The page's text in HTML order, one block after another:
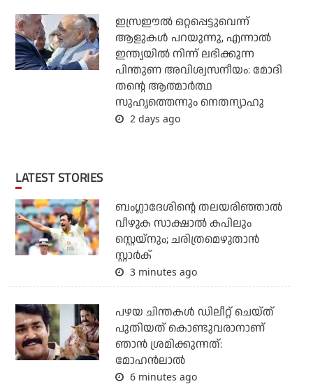
ഇസ്രഈല്‍ ഒറ്റപ്പെട്ടുവെന്ന്
ആളുകള്‍ പറയുന്നു, എന്നാല്‍
ഇന്ത്യയില്‍ നിന്ന് ലഭിക്കുന്ന
പിന്തുണ അവിശ്വസനീയം: മോദി
തന്റെ ആത്മാര്‍ത്ഥ
സുഹൃത്തെന്നും നെതന്യാഹു
2 days ago
LATEST STORIES
ബംഗ്ലാദേശിന്റെ തലയരിഞ്ഞാല്‍
വീഴുക സാക്ഷാല്‍ കപിലും
സ്റ്റെയ്‌നും; ചരിത്രമെഴുതാന്‍
സ്റ്റാര്‍ക്
3 minutes ago
പഴയ ചിന്തകള്‍ ഡിലീറ്റ് ചെയ്ത്
പുതിയത് കൊണ്ടുവരാനാണ്
ഞാന്‍ ശ്രമിക്കുന്നത്:
മോഹന്‍ലാല്‍
6 minutes ago